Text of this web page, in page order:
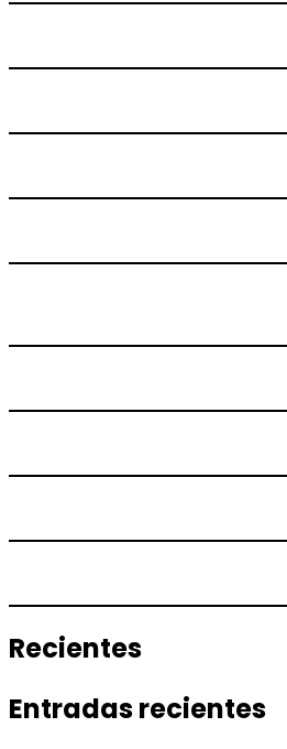
Recientes
Entradas recientes